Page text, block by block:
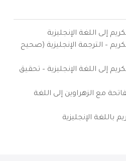
إلى اللغة الإنجليزية
– الترجمة الإنجليزية (صحيح
إلى اللغة الإنجليزية – تحقيق
مع الزهراوين إلى اللغة
باللغة الإنجليزية